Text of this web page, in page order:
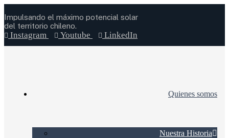
Impulsando el máximo potencial solar
del territorio chileno.
Instagram Youtube LinkedIn
Quienes somos
Nuestra Historia